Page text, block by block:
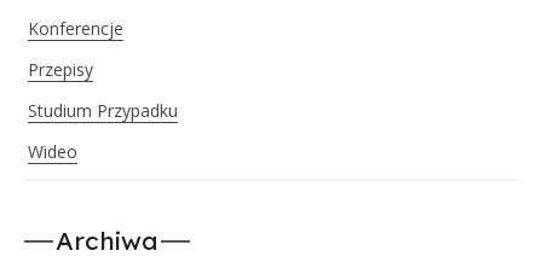
Konferencje
Przepisy
Studium Przypadku
Wideo
Archiwa